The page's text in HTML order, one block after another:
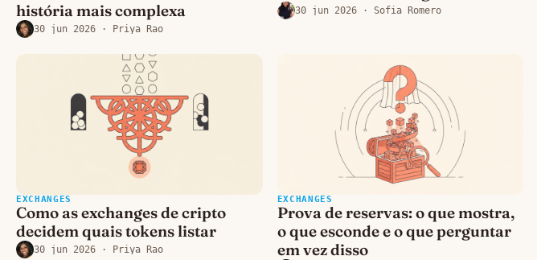
história mais complexa
30 jun 2026 · Priya Rao
30 jun 2026· Sofia Romero
EXCHANGES
Como as exchanges de cripto
decidem quais tokens listar
30 jun 2026 · Priya Rao
EXCHANGES
Prova de reservas: o que mostra,
o que esconde e o que perguntar
em vez disso